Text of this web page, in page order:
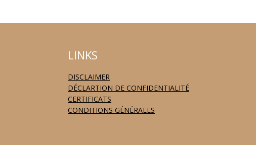
LINKS
DISCLAIMER
DÉCLARTION DE CONFIDENTIALITÉ
CERTIFICATS
CONDITIONS GÉNÉRALES